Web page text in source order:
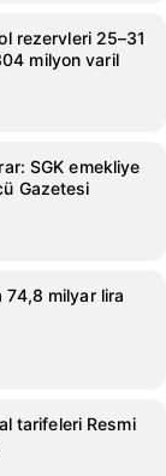
rezervleri 25–31
milyon varil
SGK emekliye
Gazetesi
74,8 milyar lira
tarifeleri Resmi